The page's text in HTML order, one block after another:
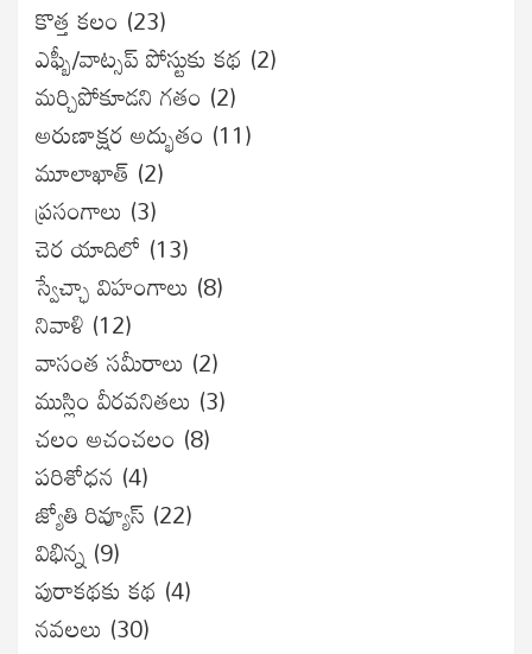
కొత్త కలం (23)
ఎఫ్బీ/వాట్సప్ పోస్టుకు కథ (2)
మర్చిపోకూడని గతం (2)
అరుణాక్షర అద్భుతం (11)
మూలాఖాత్ (2)
ప్రసంగాలు (3)
చెర యాదిలో (13)
స్వేచ్ఛా విహంగాలు (8)
నివాళి (12)
వాసంత సమీరాలు (2)
ముస్లిం వీరవనితలు (3)
చలం అచంచలం (8)
ప‌రిశోధ‌న‌ (4)
జ్యోతి రివ్యూస్ (22)
విభిన్న (9)
పురాకథకు కథ (4)
నవలలు (30)